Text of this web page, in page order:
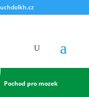
Pochod pro mozek